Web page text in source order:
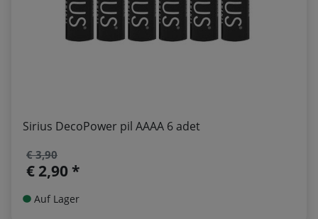
Sirius DecoPower pil AAAA 6 adet
€ 3,90
€ 2,90 *
Auf Lager